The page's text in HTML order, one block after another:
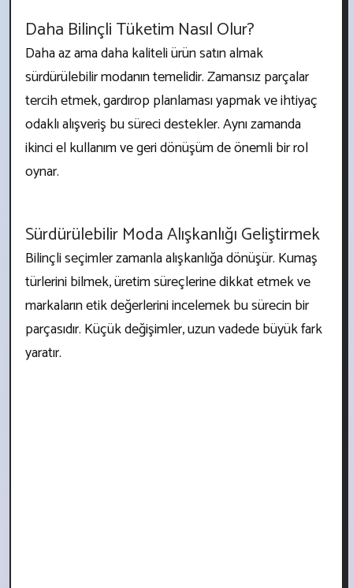
Daha Bilinçli Tüketim Nasıl Olur?
Daha az ama daha kaliteli ürün satın almak
sürdürülebilir modanın temelidir. Zamansız parçalar
tercih etmek, gardırop planlaması yapmak ve ihtiyaç
odaklı alışveriş bu süreci destekler. Aynı zamanda
ikinci el kullanım ve geri dönüşüm de önemli bir rol
oynar.
Sürdürülebilir Moda Alışkanlığı Geliştirmek
Bilinçli seçimler zamanla alışkanlığa dönüşür. Kumaş
türlerini bilmek, üretim süreçlerine dikkat etmek ve
markaların etik değerlerini incelemek bu sürecin bir
parçasıdır. Küçük değişimler, uzun vadede büyük fark
yaratır.